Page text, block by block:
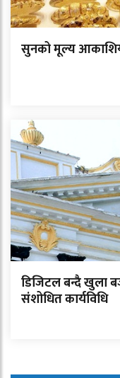
सुनको मूल्य
डिजिटल बन्दै खुला
संशोधित कार्यविधि